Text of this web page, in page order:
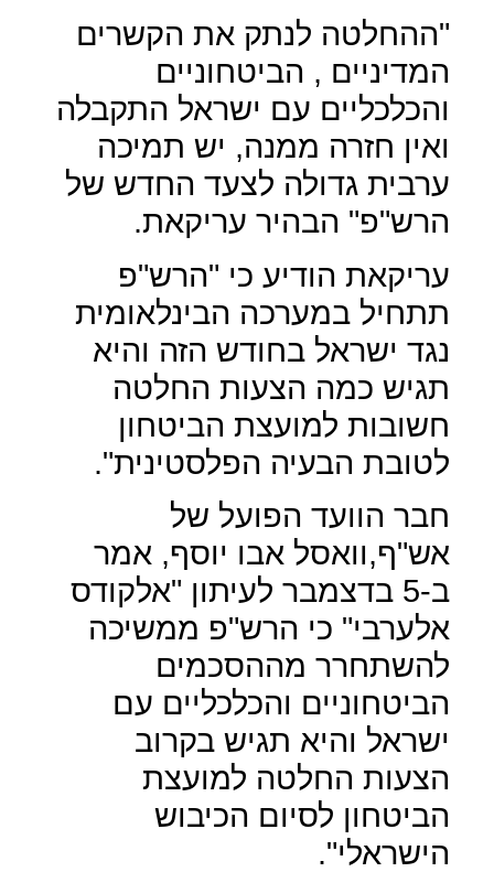
"ההחלטה לנתק את הקשרים
המדיניים , הביטחוניים
והכלכליים עם ישראל התקבלה
ואין חזרה ממנה, יש תמיכה
ערבית גדולה לצעד החדש של
הרש"פ" הבהיר עריקאת.
עריקאת הודיע כי "הרש"פ
תתחיל במערכה הבינלאומית
נגד ישראל בחודש הזה והיא
תגיש כמה הצעות החלטה
חשובות למועצת הביטחון
לטובת הבעיה הפלסטינית".
חבר הוועד הפועל של
אש"ף,וואסל אבו יוסף, אמר
ב-5 בדצמבר לעיתון "אלקודס
אלערבי" כי הרש"פ ממשיכה
להשתחרר מההסכמים
הביטחוניים והכלכליים עם
ישראל והיא תגיש בקרוב
הצעות החלטה למועצת
הביטחון לסיום הכיבוש
הישראלי".